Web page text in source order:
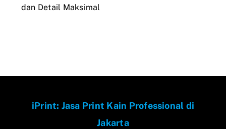
dan Detail Maksimal
iPrint: Jasa Print Kain Professional di
Jakarta